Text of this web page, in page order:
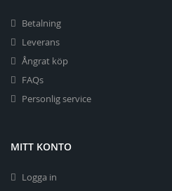
Betalning
Leverans
Ångrat köp
FAQs
Personlig service
MITT KONTO
Logga in